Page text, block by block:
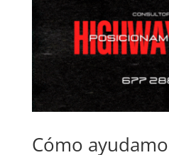
Cómo